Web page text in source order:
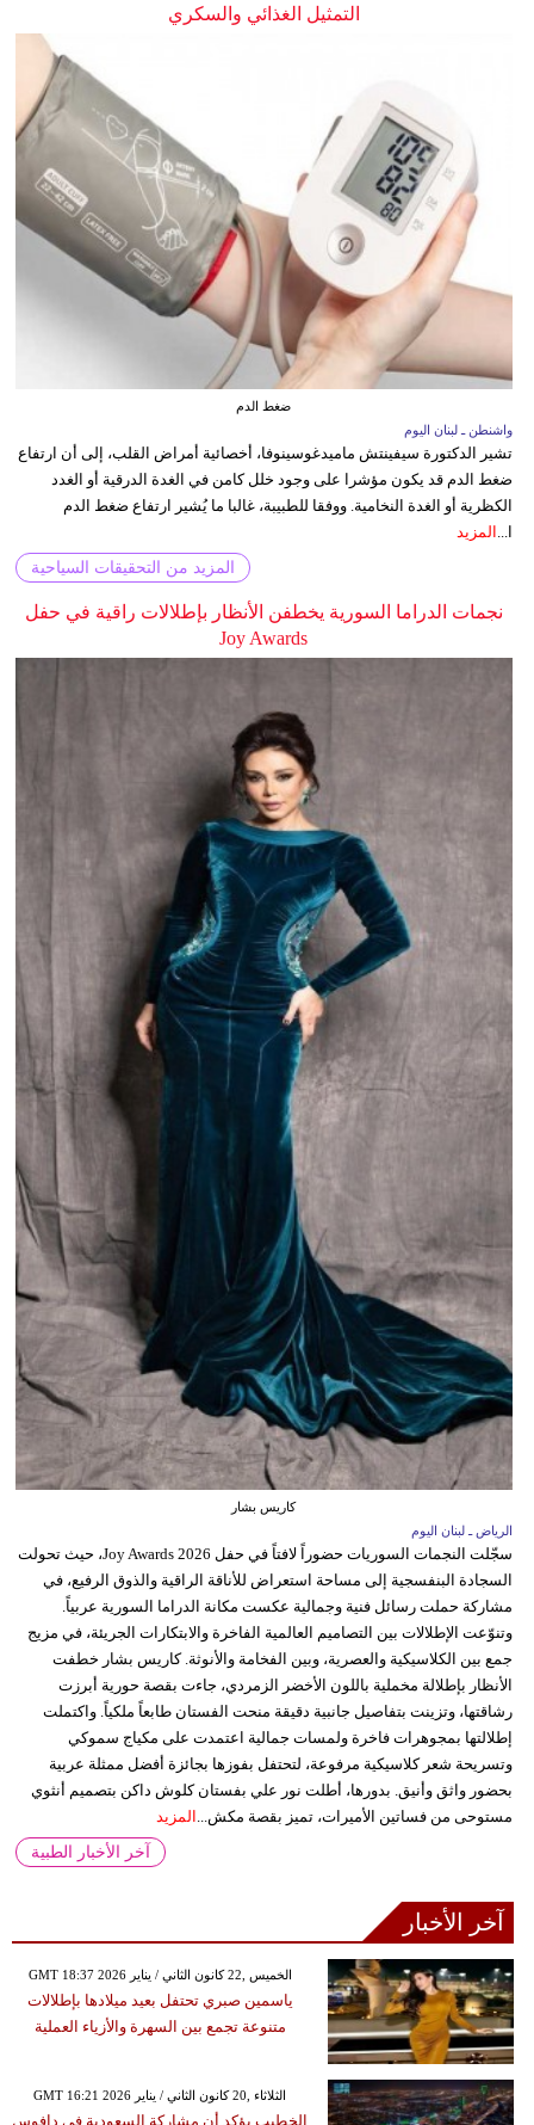
التمثيل الغذائي والسكري
ضغط الدم
واشنطن ـ لبنان اليوم
تشير الدكتورة سيفينتش ماميدغوسينوفا، أخصائية أمراض القلب، إلى أن ارتفاع
ضغط الدم قد يكون مؤشرا على وجود خلل كامن في الغدة الدرقية أو الغدد
الكظرية أو الغدة النخامية. ووفقا للطبيبة، غالبا ما يُشير ارتفاع ضغط الدم
ا... المزيد
المزيد من التحقيقات السياحية
نجمات الدراما السورية يخطفن الأنظار بإطلالات راقية في حفل
Joy Awards
كاريس بشار
الرياض ـ لبنان اليوم
سجّلت النجمات السوريات حضوراً لافتاً في حفل Joy Awards 2026، حيث تحولت
السجادة البنفسجية إلى مساحة استعراض للأناقة الراقية والذوق الرفيع، في
مشاركة حملت رسائل فنية وجمالية عكست مكانة الدراما السورية عربياً.
وتنوّعت الإطلالات بين التصاميم العالمية الفاخرة والابتكارات الجريئة، في مزيج
جمع بين الكلاسيكية والعصرية، وبين الفخامة والأنوثة. كاريس بشار خطفت
الأنظار بإطلالة مخملية باللون الأخضر الزمردي، جاءت بقصة حورية أبرزت
رشاقتها، وتزينت بتفاصيل جانبية دقيقة منحت الفستان طابعاً ملكياً. واكتملت
إطلالتها بمجوهرات فاخرة ولمسات جمالية اعتمدت على مكياج سموكي
وتسريحة شعر كلاسيكية مرفوعة، لتحتفل بفوزها بجائزة أفضل ممثلة عربية
بحضور واثق وأنيق. بدورها، أطلت نور علي بفستان كلوش داكن بتصميم أنثوي
مستوحى من فساتين الأميرات، تميز بقصة مكش... المزيد
آخر الأخبار الطبية
آخر الأخبار
GMT 18:37 2026 الخميس ,22 كانون الثاني / يناير
ياسمين صبري تحتفل بعيد ميلادها بإطلالات
متنوعة تجمع بين السهرة والأزياء العملية
GMT 16:21 2026 الثلاثاء ,20 كانون الثاني / يناير
الخطيب يؤكد أن مشاركة السعودية في دافوس